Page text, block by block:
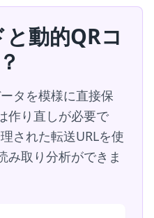
動的QRコ
タを模様に直接保
作り直しが必要で
された転送URLを使
み取り分析ができま